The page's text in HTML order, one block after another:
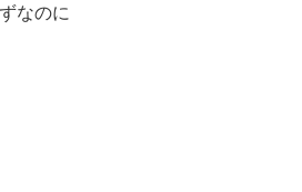
なのに